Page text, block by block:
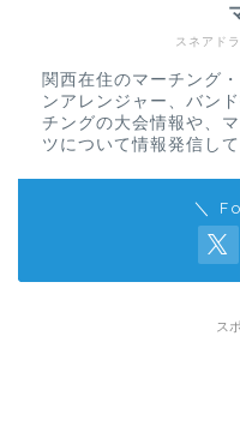
スネアド
関西在住のマーチング
ンアレンジャー、バン
チングの大会情報や、
ツについて情報発信して
＼
ス